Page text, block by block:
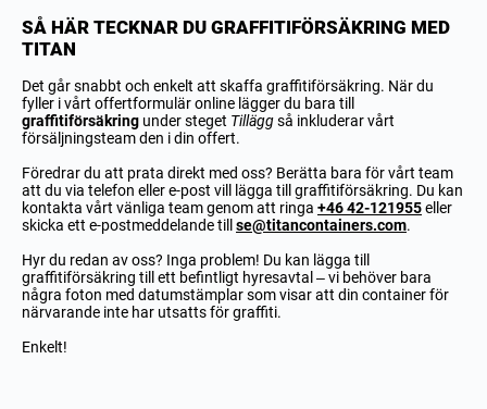
SÅ HÄR TECKNAR DU GRAFFITIFÖRSÄKRING MED
TITAN
Det går snabbt och enkelt att skaffa graffitiförsäkring. När du
fyller i vårt offertformulär online lägger du bara till
graffitiförsäkring under steget Tilläggså inkluderar vårt
försäljningsteam den i din offert.
Föredrar du att prata direkt med oss? Berätta bara för vårt team
att du via telefon eller e-post vill lägga till graffitiförsäkring. Du kan
kontakta vårt vänliga team genom att ringa +46 42-121955eller
skicka ett e-postmeddelande till se@titancontainers.com.
Hyr du redan av oss? Inga problem! Du kan lägga till
graffitiförsäkring till ett befintligt hyresavtal – vi behöver bara
några foton med datumstämplar som visar att din container för
närvarande inte har utsatts för graffiti.
Enkelt!